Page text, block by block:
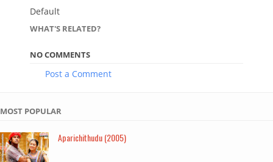
Default
WHAT'S RELATED?
NO COMMENTS
Post a Comment
MOST POPULAR
Aparichithudu (2005)